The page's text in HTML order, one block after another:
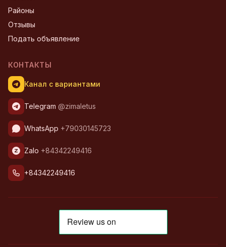
Районы
Отзывы
Подать объявление
КОНТАКТЫ
Канал с вариантами
Telegram @zimaletus
WhatsApp +79030145723
Zalo +84342249416
+84342249416